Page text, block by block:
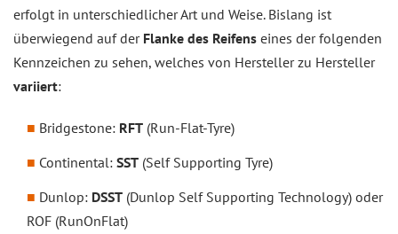
erfolgt in unterschiedlicher Art und Weise. Bislang ist
überwiegend auf der Flanke des Reifens eines der folgenden
Kennzeichen zu sehen, welches von Hersteller zu Hersteller
variiert:
Bridgestone: RFT (Run-Flat-Tyre)
Continental: SST (Self Supporting Tyre)
Dunlop: DSST (Dunlop Self Supporting Technology) oder
ROF (RunOnFlat)